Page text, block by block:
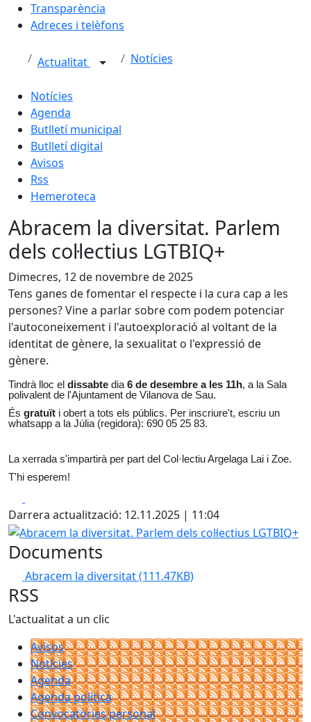
Transparència
Adreces i telèfons
Actualitat Notícies
Notícies
Agenda
Butlletí municipal
Butlletí digital
Avisos
Rss
Hemeroteca
Abracem la diversitat. Parlem
dels col·lectius LGTBIQ+
Dimecres, 12 de novembre de 2025
Tens ganes de fomentar el respecte i la cura cap a les
persones? Vine a parlar sobre com podem potenciar
l'autoconeixement i l'autoexploració al voltant de la
identitat de gènere, la sexualitat o l'expressió de
gènere.
Tindrà lloc el dissabte dia 6 de desembre a les 11h, a la Sala
polivalent de l'Ajuntament de Vilanova de Sau.
És gratuït i obert a tots els públics. Per inscriure't, escriu un
whatsapp a la Júlia (regidora): 690 05 25 83.
La xerrada s'impartirà per part del Col·lectiu Argelaga Lai i Zoe.
T'hi esperem!
Darrera actualització: 12.11.2025 | 11:04
Abracem la diversitat. Parlem dels col·lectius LGTBIQ+
Documents
Abracem la diversitat(111.47KB)
RSS
L'actualitat a un clic
Avisos
Notícies
Agenda
Agenda política
Convocatòries personal